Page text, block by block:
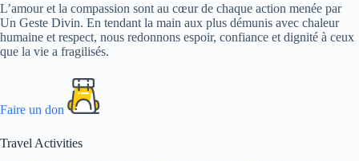
L’amour et la compassion sont au cœur de chaque action menée par
Un Geste Divin. En tendant la main aux plus démunis avec chaleur
humaine et respect, nous redonnons espoir, confiance et dignité à ceux
que la vie a fragilisés.
Faire un don
Travel Activities